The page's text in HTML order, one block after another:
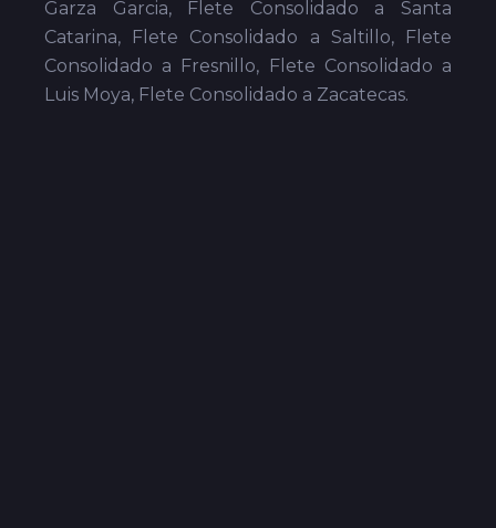
Garza Garcia, Flete Consolidado a Santa
Catarina, Flete Consolidado a Saltillo, Flete
Consolidado a Fresnillo, Flete Consolidado a
Luis Moya, Flete Consolidado a Zacatecas.